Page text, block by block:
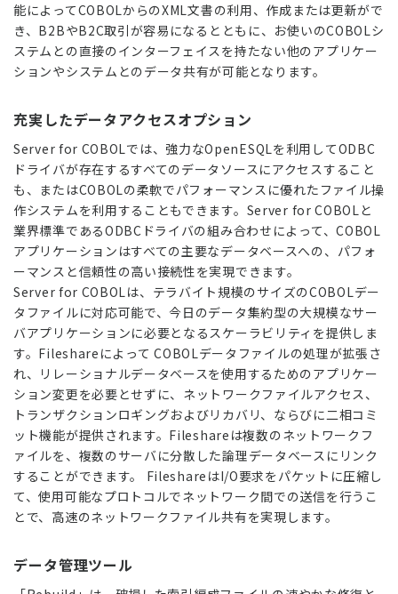
能によってCOBOLからのXML文書の利用、作成または更新がで
き、B2BやB2C取引が容易になるとともに、お使いのCOBOLシ
ステムとの直接のインターフェイスを持たない他のアプリケー
ションやシステムとのデータ共有が可能となります。
充実したデータアクセスオプション
Server for COBOLでは、強力なOpenESQLを利用してODBC
ドライバが存在するすべてのデータソースにアクセスすること
も、またはCOBOLの柔軟でパフォーマンスに優れたファイル操
作システムを利用することもできます。Server for COBOLと
業界標準であるODBCドライバの組み合わせによって、COBOL
アプリケーションはすべての主要なデータベースへの、パフォ
ーマンスと信頼性の高い接続性を実現できます。
Server for COBOLは、テラバイト規模のサイズのCOBOLデー
タファイルに対応可能で、今日のデータ集約型の大規模なサー
バアプリケーションに必要となるスケーラビリティを提供しま
す。Fileshareによって COBOLデータファイルの処理が拡張さ
れ、リレーショナルデータベースを使用するためのアプリケー
ション変更を必要とせずに、ネットワークファイルアクセス、
トランザクションロギングおよびリカバリ、ならびに二相コミ
ット機能が提供されます。Fileshareは複数のネットワークフ
ァイルを、複数のサーバに分散した論理データベースにリンク
することができます。 FileshareはI/O要求をパケットに圧縮し
て、使用可能なプロトコルでネットワーク間での送信を行うこ
とで、高速のネットワークファイル共有を実現します。
データ管理ツール